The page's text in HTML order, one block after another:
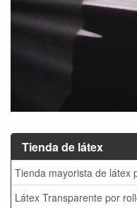
Tienda de látex
Tienda mayorista de látex
Látex Transparente por